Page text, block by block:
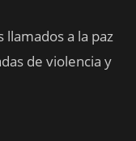
llamados a la paz
de violencia y